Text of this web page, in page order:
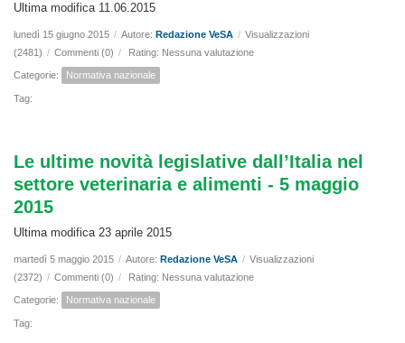
Ultima modifica 11.06.2015
lunedì 15 giugno 2015 / Autore: Redazione VeSA / Visualizzazioni
(2481) / Commenti (0) / Rating: Nessuna valutazione
Categorie: Normativa nazionale
Tag:
Le ultime novità legislative dall’Italia nel
settore veterinaria e alimenti - 5 maggio
2015
Ultima modifica 23 aprile 2015
martedì 5 maggio 2015 / Autore: Redazione VeSA / Visualizzazioni
(2372) / Commenti (0) / Rating: Nessuna valutazione
Categorie: Normativa nazionale
Tag: